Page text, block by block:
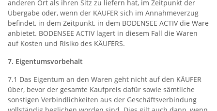
anderen Ort als ihren Sitz zu liefern hat, im Zeitpunkt der
Übergabe oder, wenn der KÄUFER sich im Annahmeverzug
befindet, in dem Zeitpunkt, in dem BODENSEE ACTIV die Ware
anbietet. BODENSEE ACTIV lagert in diesem Fall die Waren
auf Kosten und Risiko des KÄUFERS.
7. Eigentumsvorbehalt
7.1 Das Eigentum an den Waren geht nicht auf den KÄUFER
über, bevor der gesamte Kaufpreis dafür sowie sämtliche
sonstigen Verbindlichkeiten aus der Geschäftsverbindung